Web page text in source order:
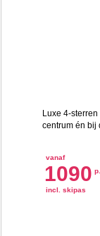
Luxe 4-
centrum én bij
vanaf
1090
incl. skipas